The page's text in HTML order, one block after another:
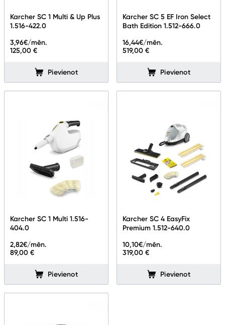
Lielā tehnika
Mazā tehnika
Auto ledusskapji
Putekļu sūcēji
Roboti putekļu sūcēji
Tvaika gludināšanas sistēmas
Karcher SC 1 Multi & Up Plus
1.516-422.0
125,00 €
3,96€/mēn.
Pievienot
Karcher SC 5 EF Iron Select
Bath Edition 1.512-666.0
519,00 €
16,44€/mēn.
Pievienot
Karcher SC 1 Multi 1.516-
404.0
89,00 €
2,82€/mēn.
Pievienot
Karcher SC 4 EasyFix
Premium 1.512-640.0
319,00 €
10,10€/mēn.
Pievienot